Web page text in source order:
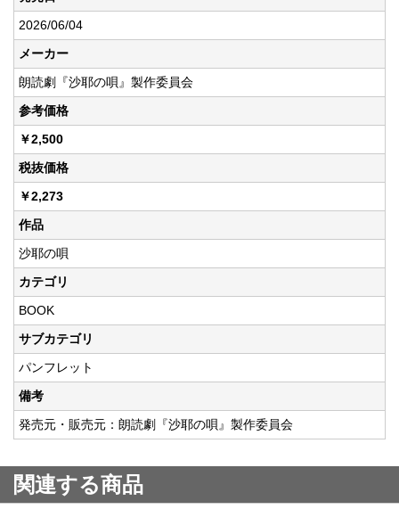
2026/06/04
メーカー
朗読劇『沙耶の唄』製作委員会
参考価格
￥2,500
税抜価格
￥2,273
作品
沙耶の唄
カテゴリ
BOOK
サブカテゴリ
パンフレット
備考
発売元・販売元：朗読劇『沙耶の唄』製作委員会
関連する商品